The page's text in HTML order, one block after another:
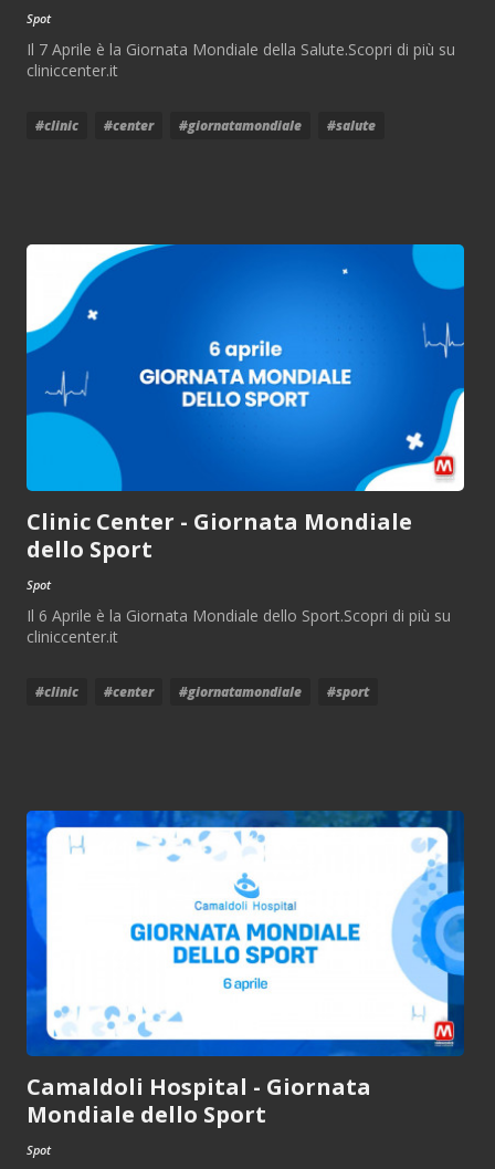
Spot
Il 7 Aprile è la Giornata Mondiale della Salute.Scopri di più su
cliniccenter.it
#clinic #center #giornatamondiale #salute
Clinic Center - Giornata Mondiale
dello Sport
Spot
Il 6 Aprile è la Giornata Mondiale dello Sport.Scopri di più su
cliniccenter.it
#clinic #center #giornatamondiale #sport
Camaldoli Hospital - Giornata
Mondiale dello Sport
Spot